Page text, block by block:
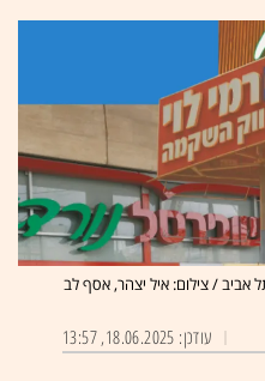
אביב / צילום: איל יצהר, אסף לב
עודכן: 18.06.2025, 13:57